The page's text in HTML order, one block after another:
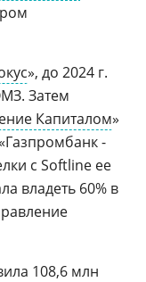
», до 2024 г.
Затем
Капиталом»
-
с Softline ее
владеть 60% в
108,6 млн